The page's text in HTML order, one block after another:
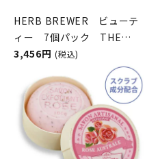
HERB BREWER ビューテ
ィー 7個パック THE
BREW COMPANY（ハーブブ
リューワー／ブリューカンパ
ニー）
3,456円 (税込)